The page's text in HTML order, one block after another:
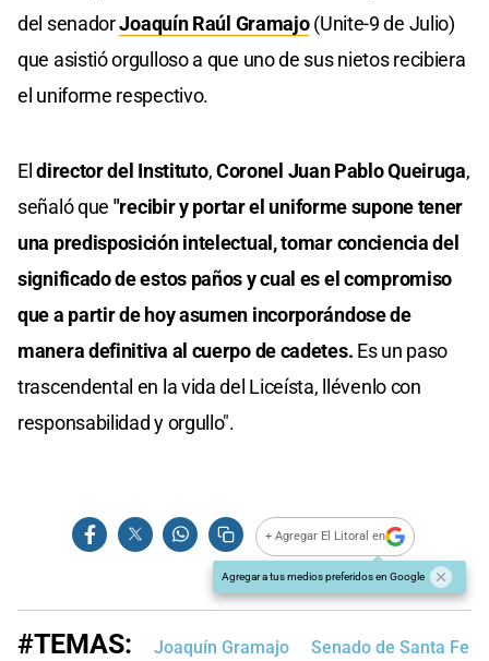
del senadorJoaquín Raúl Gramajo(Unite-9 de Julio)
que asistió orgulloso a que uno de sus nietos recibiera
el uniforme respectivo.
Eldirector del Instituto,Coronel Juan Pablo Queiruga,
señaló que "recibir y portar el uniforme supone tener
una predisposición intelectual, tomar conciencia del
significado de estos paños y cual es el compromiso
que a partir de hoy asumen incorporándose de
manera definitiva al cuerpo de cadetes. Es un paso
trascendental en la vida del Liceísta, llévenlo con
responsabilidad y orgullo".
+ Agregar El Litoral en
Agregar a tus medios preferidos en Google
#TEMAS: Joaquín Gramajo Senado de Santa Fe